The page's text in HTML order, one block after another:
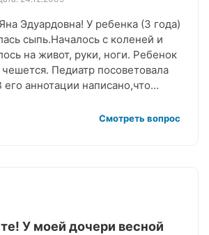
Эдуардовна! У ребенка (3 года)
сыпь.Началось с коленей и
на живот, руки, ноги. Ребенок
Педиатр посоветовала
его аннотации написано,что…
Смотреть вопрос
У моей дочери весной